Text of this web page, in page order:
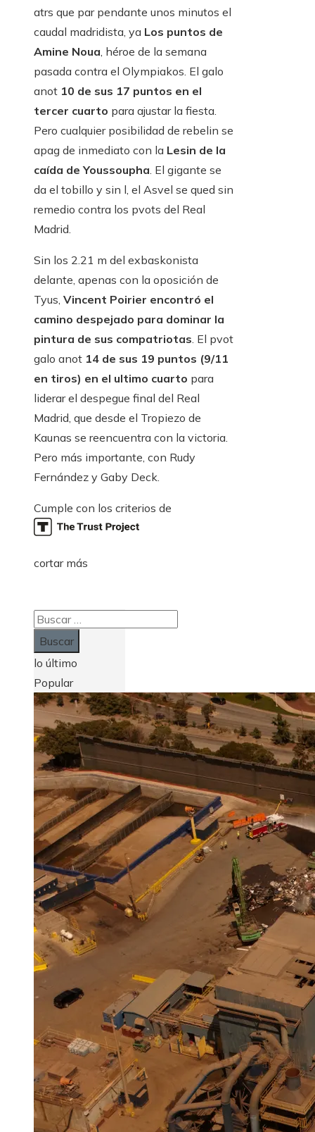
atrs que par pendante unos minutos el
caudal madridista, ya Los puntos de
Amine Noua , héroe de la semana
pasada contra el Olympiakos. El galo
anot 10 de sus 17 puntos en el
tercer cuarto para ajustar la fiesta.
Pero cualquier posibilidad de rebelin se
apag de inmediato con la Lesin de la
caída de Youssoupha . El gigante se
da el tobillo y sin l, el Asvel se qued sin
remedio contra los pvots del Real
Madrid.
Sin los 2.21 m del exbaskonista
delante, apenas con la oposición de
Tyus, Vincent Poirier encontró el
camino despejado para dominar la
pintura de sus compatriotas . El pvot
galo anot 14 de sus 19 puntos (9/11
en tiros) en el ultimo cuarto para
liderar el despegue final del Real
Madrid, que desde el Tropiezo de
Kaunas se reencuentra con la victoria.
Pero más importante, con Rudy
Fernández y Gaby Deck.
Cumple con los criterios de
cortar más
Buscar:
lo último
Popular